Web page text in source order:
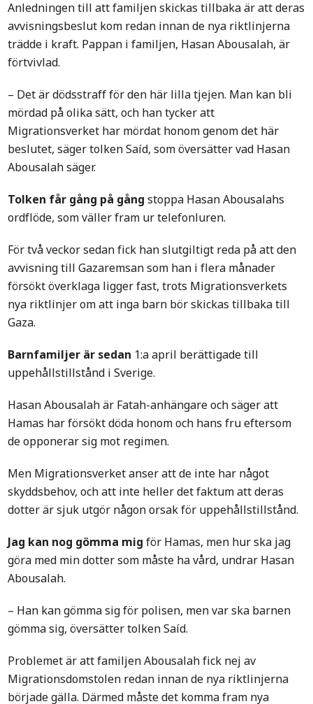
Anledningen till att familjen skickas tillbaka är att deras
avvisningsbeslut kom redan innan de nya riktlinjerna
trädde i kraft. Pappan i familjen, Hasan Abousalah, är
förtvivlad.
– Det är dödsstraff för den här lilla tjejen. Man kan bli
mördad på olika sätt, och han tycker att
Migrationsverket har mördat honom genom det här
beslutet, säger tolken Saíd, som översätter vad Hasan
Abousalah säger.
Tolken får gång på gångstoppa Hasan Abousalahs
ordflöde, som väller fram ur telefonluren.
För två veckor sedan fick han slutgiltigt reda på att den
avvisning till Gazaremsan som han i flera månader
försökt överklaga ligger fast, trots Migrationsverkets
nya riktlinjer om att inga barn bör skickas tillbaka till
Gaza.
Barnfamiljer är sedan 1:a april berättigade till
uppehållstillstånd i Sverige.
Hasan Abousalah är Fatah-anhängare och säger att
Hamas har försökt döda honom och hans fru eftersom
de opponerar sig mot regimen.
Men Migrationsverket anser att de inte har något
skyddsbehov, och att inte heller det faktum att deras
dotter är sjuk utgör någon orsak för uppehållstillstånd.
Jag kan nog gömma migför Hamas, men hur ska jag
göra med min dotter som måste ha vård, undrar Hasan
Abousalah.
– Han kan gömma sig för polisen, men var ska barnen
gömma sig, översätter tolken Saíd.
Problemet är att familjen Abousalah fick nej av
Migrationsdomstolen redan innan de nya riktlinjerna
började gälla. Därmed måste det komma fram nya